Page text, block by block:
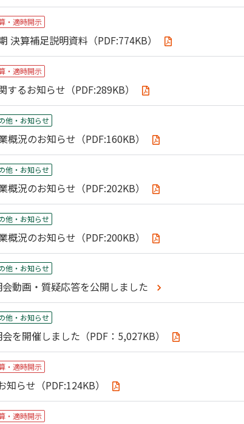
・適時開示
決算補足説明資料（PDF:774KB）
・適時開示
するお知らせ（PDF:289KB）
他・お知らせ
概況のお知らせ（PDF:160KB）
他・お知らせ
概況のお知らせ（PDF:202KB）
他・お知らせ
概況のお知らせ（PDF:200KB）
他・お知らせ
動画・質疑応答を公開しました
他・お知らせ
を開催しました（PDF：5,027KB）
・適時開示
知らせ（PDF:124KB）
・適時開示